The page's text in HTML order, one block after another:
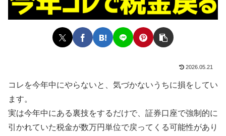
2026.05.21
コレを今年中にやらないと、気づかないうちに損をしてい
ます。
実は今年中にある裏技をするだけで、証券口座で強制的に
引かれていた税金が数万円単位で戻ってくる可能性があり